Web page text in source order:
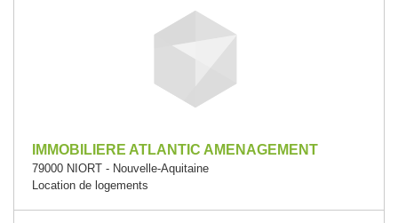
IMMOBILIERE ATLANTIC AMENAGEMENT
79000 NIORT - Nouvelle-Aquitaine
Location de logements